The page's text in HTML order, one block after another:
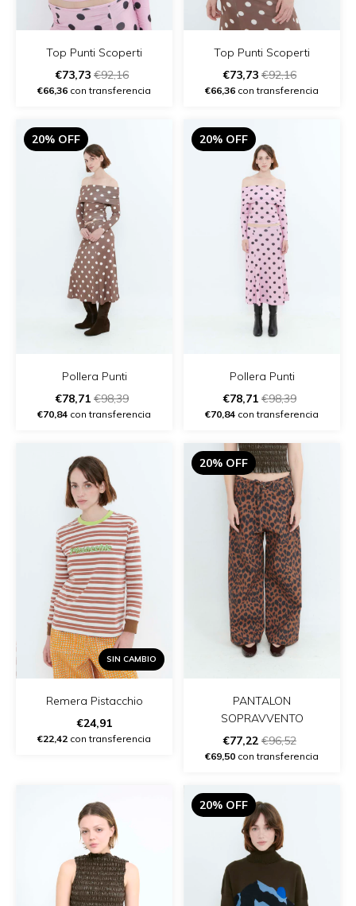
Top Punti Scoperti
€73,73 €92,16
€66,36 con transferencia
Top Punti Scoperti
€73,73 €92,16
€66,36 con transferencia
20% OFF
Pollera Punti
€78,71 €98,39
€70,84 con transferencia
20% OFF
Pollera Punti
€78,71 €98,39
€70,84 con transferencia
SIN CAMBIO
Remera Pistacchio
€24,91
€22,42 con transferencia
20% OFF
PANTALON
SOPRAVVENTO
€77,22 €96,52
€69,50 con transferencia
20% OFF